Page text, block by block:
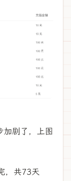
加剧了，上图
，共73天